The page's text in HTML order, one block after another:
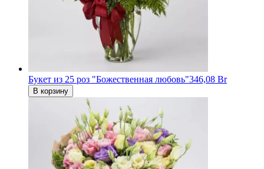
Букет из 25 роз "Божественная любовь"346,08 Br
В корзину